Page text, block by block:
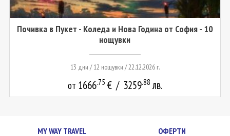
Почивка в Пукет - Коледа и Нова Година от София - 10
нощувки
13 дни / 12 нощувки / 22.12.2026 г.
от 1666.75 € / 3259.88 лв.
MY WAY TRAVEL ОФЕРТИ